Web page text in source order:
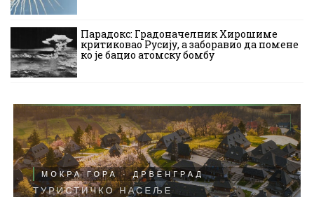
Парадокс: Градоначелник Хирошиме
критиковао Русију, а заборавио да помене
ко је бацио атомску бомбу